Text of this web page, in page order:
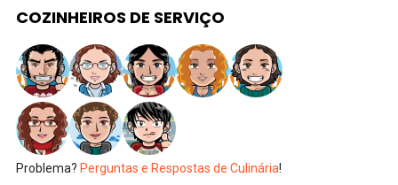
COZINHEIROS DE SERVIÇO
Problema? Perguntas e Respostas de Culinária!